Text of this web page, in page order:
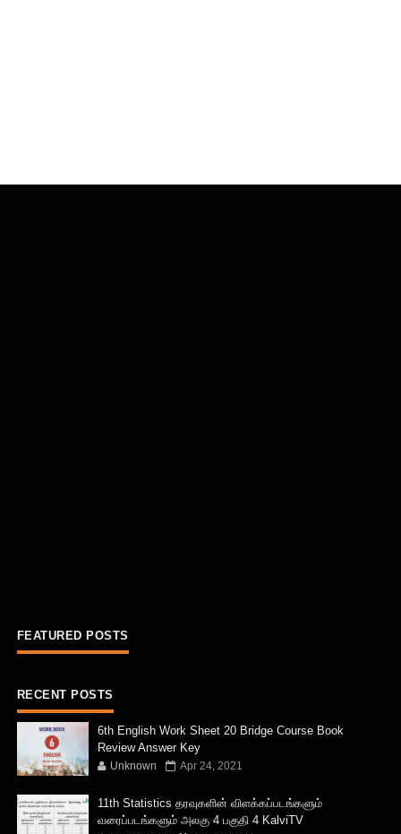
FEATURED POSTS
RECENT POSTS
6th English Work Sheet 20 Bridge Course Book
Review Answer Key
Unknown Apr 24, 2021
11th Statistics தரவுகளின் விளக்கப்படங்களும்
வரைப்படங்களும் அலகு 4 பகுதி 4 KalviTV